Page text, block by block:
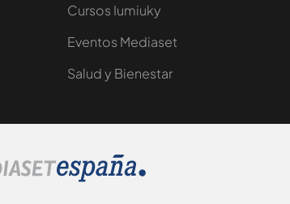
Cursos Iumiuky
Eventos Mediaset
Salud y Bienestar